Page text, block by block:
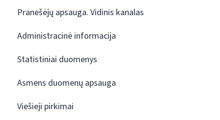
Pranešėjų apsauga. Vidinis kanalas
Administracinė informacija
Statistiniai duomenys
Asmens duomenų apsauga
Viešieji pirkimai